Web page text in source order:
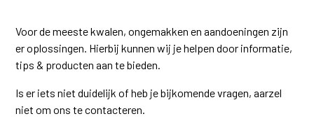
Voor de meeste kwalen, ongemakken en aandoeningen zijn
er oplossingen. Hierbij kunnen wij je helpen door informatie,
tips & producten aan te bieden.
Is er iets niet duidelijk of heb je bijkomende vragen, aarzel
niet om ons te contacteren.